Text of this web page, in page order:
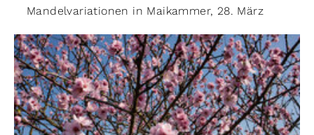
Mandelvariationen in Maikammer, 28. März